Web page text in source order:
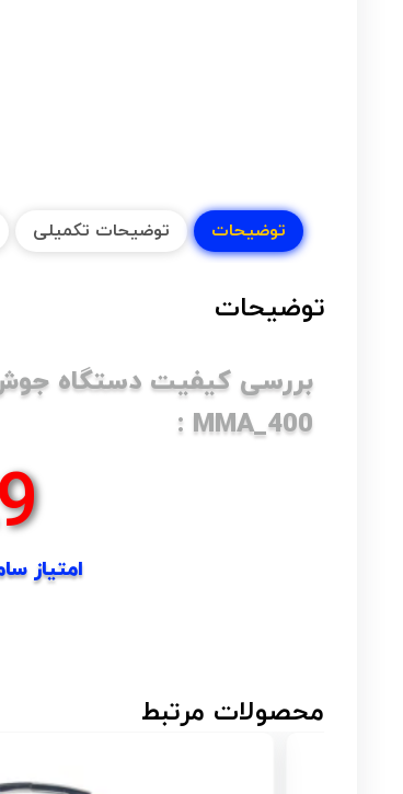
توضیحات توضیحات تکمیلی
توضیحات
بررسی کیفیت دستگاه
MMA_400 :
امتیاز
محصولات مرتبط